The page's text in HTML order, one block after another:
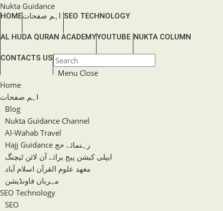
Skip
to
Nukta Guidance
HOMEاہم صفحات SEO TECHNOLOGY
AL HUDA QURAN ACADEMYYOUTUBE NUKTA COLUMN
CONTACTS USTOGGLE
WEBSITE
SEARCH
Menu Close
Home
اہم صفحات
Blog
Nukta Guidance Channel
Al-Wahab Travel
Hajj Guidance رہنمائے حج
ایپلی کیشن پیج برائے آن لائن ٹیچنگ
معھد علوم القرآن اسلام آباد
مہربان فاونڈیشن
SEO Technology
SEO